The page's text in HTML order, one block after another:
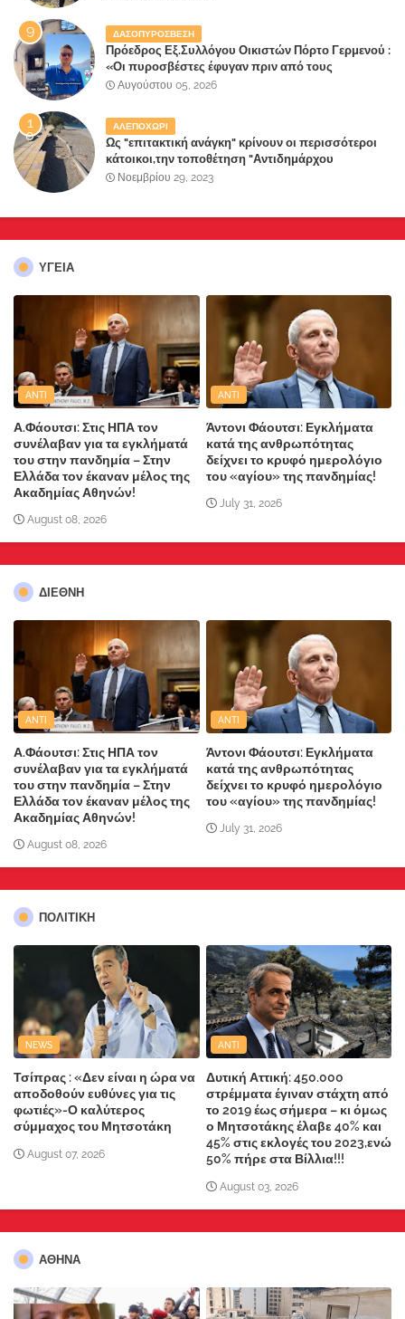
ΔΑΣΟΠΥΡΟΣΒΕΣΗ
Πρόεδρος Εξ.Συλλόγου Οικιστών Πόρτο Γερμενού :
«Οι πυροσβέστες έφυγαν πριν από τους
κατοίκους»
Αυγούστου 05, 2026
ΑΛΕΠΟΧΩΡΙ
Ως "επιτακτική ανάγκη" κρίνουν οι περισσότεροι
κάτοικοι,την τοποθέτηση "Αντιδημάρχου
Παραλιακής Ζώνης" στο Δήμο Μάνδρας-Ειδυλλίας!
Νοεμβρίου 29, 2023
ΥΓΕΙΑ
ANTI
Α.Φάουτσι: Στις ΗΠΑ τον
συνέλαβαν για τα εγκλήματά
του στην πανδημία – Στην
Ελλάδα τον έκαναν μέλος της
Ακαδημίας Αθηνών!
August 08, 2026
ANTI
Άντονι Φάουτσι: Εγκλήματα
κατά της ανθρωπότητας
δείχνει το κρυφό ημερολόγιο
του «αγίου» της πανδημίας!
July 31, 2026
ΔΙΕΘΝΗ
ANTI
Α.Φάουτσι: Στις ΗΠΑ τον
συνέλαβαν για τα εγκλήματά
του στην πανδημία – Στην
Ελλάδα τον έκαναν μέλος της
Ακαδημίας Αθηνών!
August 08, 2026
ANTI
Άντονι Φάουτσι: Εγκλήματα
κατά της ανθρωπότητας
δείχνει το κρυφό ημερολόγιο
του «αγίου» της πανδημίας!
July 31, 2026
ΠΟΛΙΤΙΚΗ
NEWS
Τσίπρας : «Δεν είναι η ώρα να
αποδοθούν ευθύνες για τις
φωτιές»-Ο καλύτερος
σύμμαχος του Μητσοτάκη
August 07, 2026
ANTI
Δυτική Αττική: 450.000
στρέμματα έγιναν στάχτη από
το 2019 έως σήμερα – κι όμως
ο Μητσοτάκης έλαβε 40% και
45% στις εκλογές του 2023,ενώ
50% πήρε στα Βίλλια!!!
August 03, 2026
ΑΘΗΝΑ